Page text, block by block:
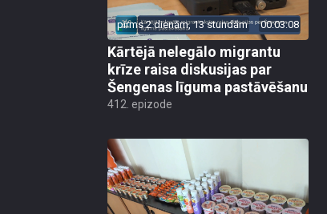
pirms 2 dienām, 13 stundām 00:03:08
Kārtējā nelegālo migrantu
krīze raisa diskusijas par
Šengenas līguma pastāvēšanu
412. epizode